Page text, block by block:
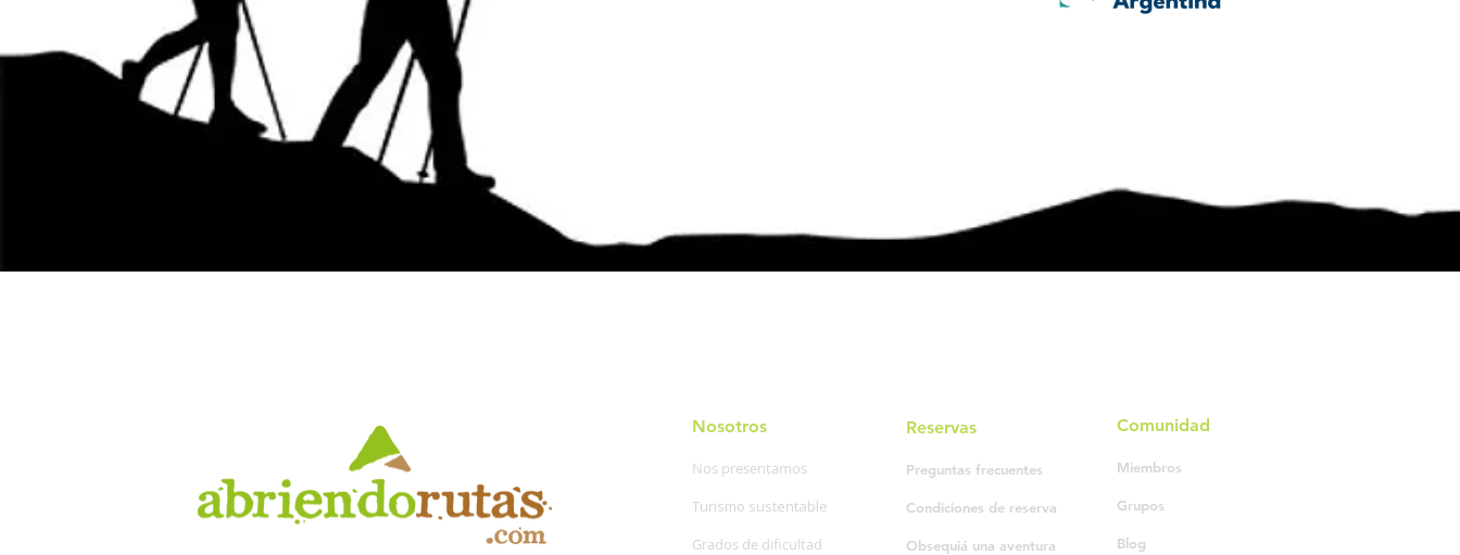
Nosotros
Nos presentamos
Turismo sustentable
Grados de dificultad
Reservas
Preguntas frecuentes
Condiciones de reserva
Obsequiá una aventura
Comunidad
Miembros
Grupos
Blog